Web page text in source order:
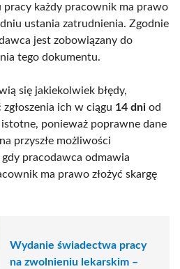
pracy każdy pracownik ma prawo
ustania zatrudnienia. Zgodnie
jest zobowiązany do
tego dokumentu.
się jakiekolwiek błędy,
ich w ciągu 14 dni od
ponieważ poprawne dane
przyszłe możliwości
pracodawca odmawia
ma prawo złożyć skargę
Wydanie świadectwa pracy
na zwolnieniu lekarskim –